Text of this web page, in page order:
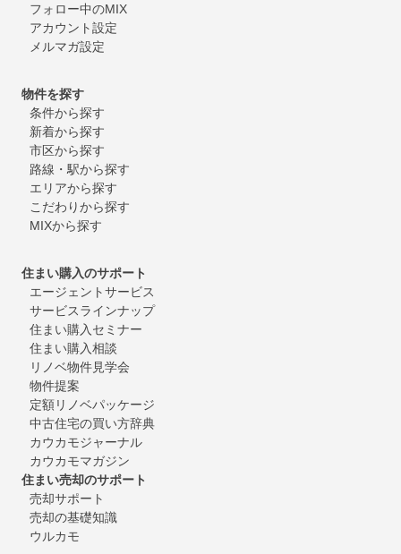
フォロー中のMIX
アカウント設定
メルマガ設定
物件を探す
条件から探す
新着から探す
市区から探す
路線・駅から探す
エリアから探す
こだわりから探す
MIXから探す
住まい購入のサポート
エージェントサービス
サービスラインナップ
住まい購入セミナー
住まい購入相談
リノベ物件見学会
物件提案
定額リノベパッケージ
中古住宅の買い方辞典
カウカモジャーナル
カウカモマガジン
住まい売却のサポート
売却サポート
売却の基礎知識
ウルカモ